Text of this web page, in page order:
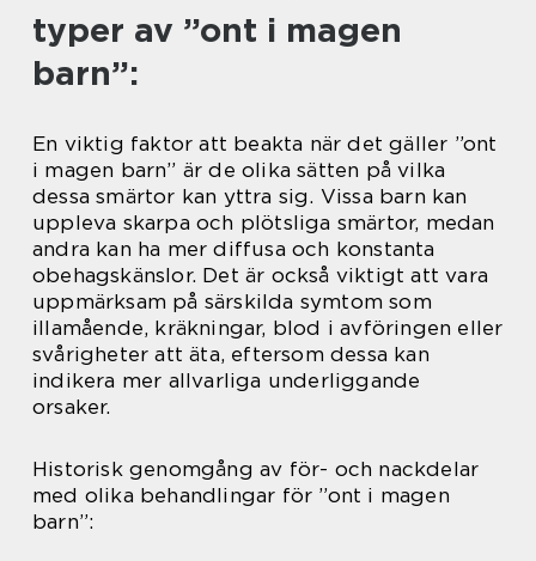
typer av ”ont i magen
barn”:
En viktig faktor att beakta när det gäller ”ont
i magen barn” är de olika sätten på vilka
dessa smärtor kan yttra sig. Vissa barn kan
uppleva skarpa och plötsliga smärtor, medan
andra kan ha mer diffusa och konstanta
obehagskänslor. Det är också viktigt att vara
uppmärksam på särskilda symtom som
illamående, kräkningar, blod i avföringen eller
svårigheter att äta, eftersom dessa kan
indikera mer allvarliga underliggande
orsaker.
Historisk genomgång av för- och nackdelar
med olika behandlingar för ”ont i magen
barn”: